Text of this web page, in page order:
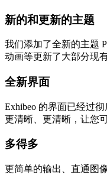
新的和更新的主题
我们添加了全新的主题
动画等更新了大部分现有
全新界面
Exhibeo 的界面已经过
更清晰、更清晰，让您
多得多
更简单的输出、直通图